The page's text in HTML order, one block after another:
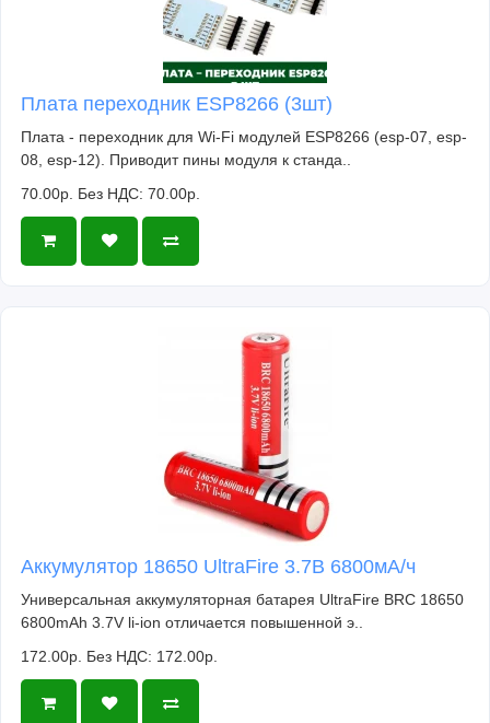
Плата переходник ESP8266 (3шт)
Плата - переходник для Wi-Fi модулей ESP8266 (esp-07, esp-
08, esp-12). Приводит пины модуля к станда..
70.00р. Без НДС: 70.00р.
Аккумулятор 18650 UltraFire 3.7В 6800мА/ч
Универсальная аккумуляторная батарея UltraFire BRC 18650
6800mAh 3.7V li-ion отличается повышенной э..
172.00р. Без НДС: 172.00р.